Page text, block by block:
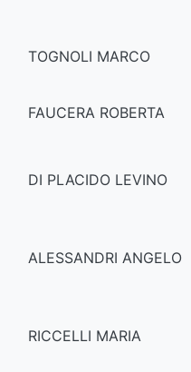
TOGNOLI MARCO
FAUCERA ROBERTA
DI PLACIDO LEVINO
ALESSANDRI ANGELO
RICCELLI MARIA